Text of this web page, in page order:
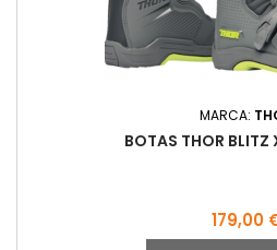
MARCA:
BOTAS THOR BLITZ
Preço
179,00